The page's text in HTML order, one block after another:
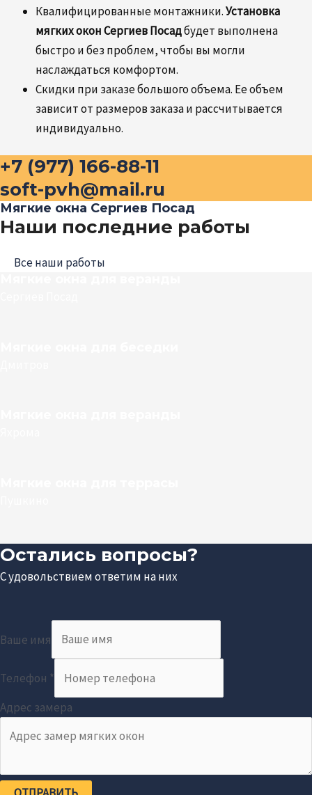
Квалифицированные монтажники.Установка
мягких окон Сергиев Посадбудет выполнена
быстро и без проблем, чтобы вы могли
наслаждаться комфортом.
Скидки при заказе большого объема. Ее объем
зависит от размеров заказа и рассчитывается
индивидуально.
+7 (977) 166-88-11
soft-pvh@mail.ru
Мягкие окна Сергиев Посад
Наши последние работы
Все наши работы
Остались вопросы?
С удовольствием ответим на них
Ваше имя
Телефон *
Адрес замера